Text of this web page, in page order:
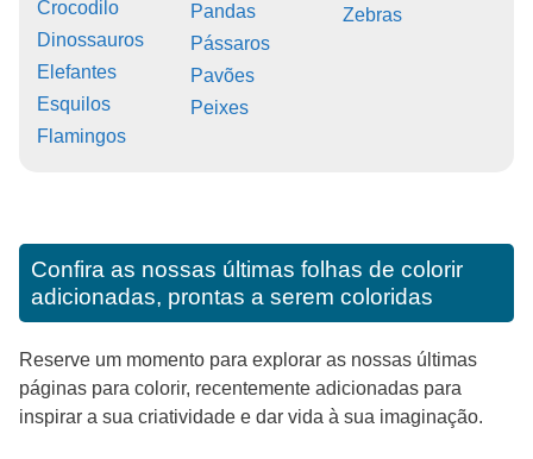
Crocodilo
Dinossauros
Elefantes
Esquilos
Flamingos
Pandas
Pássaros
Pavões
Peixes
Zebras
Confira as nossas últimas folhas de colorir
adicionadas, prontas a serem coloridas
Reserve um momento para explorar as nossas últimas
páginas para colorir, recentemente adicionadas para
inspirar a sua criatividade e dar vida à sua imaginação.